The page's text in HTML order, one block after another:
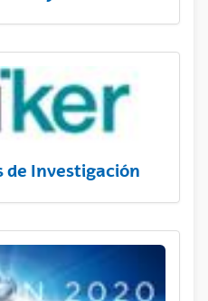
de Investigación